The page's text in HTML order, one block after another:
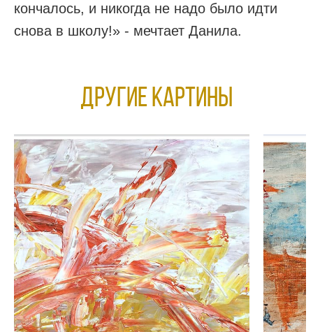
кончалось, и никогда не надо было идти
снова в школу!» - мечтает Данила.
Другие КАРТИНЫ